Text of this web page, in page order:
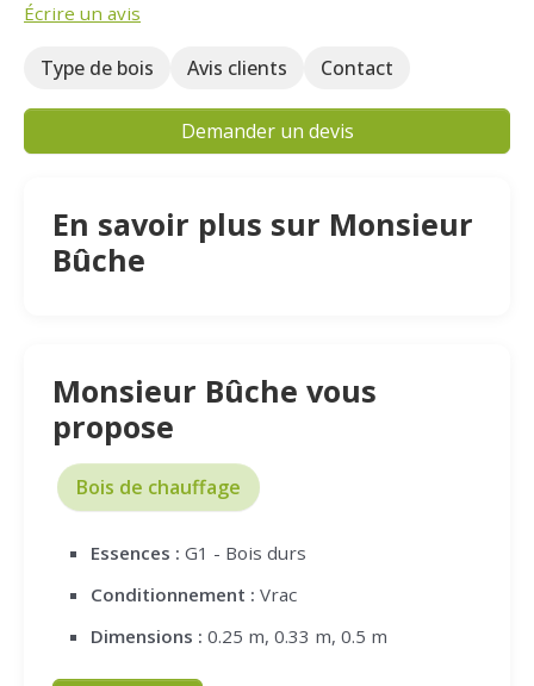
Écrire un avis
Type de bois Avis clients Contact
Demander un devis
En savoir plus sur Monsieur
Bûche
Monsieur Bûche vous
propose
Bois de chauffage
Essences : G1 - Bois durs
Conditionnement : Vrac
Dimensions : 0.25 m, 0.33 m, 0.5 m